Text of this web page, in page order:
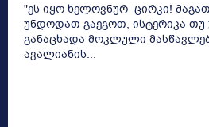
"ეს იყო ხელოვნურ ცირკი!
უნდოდათ გაეგოთ, ისტერიკა
განაცხადა მოკლული
ავალიანის...